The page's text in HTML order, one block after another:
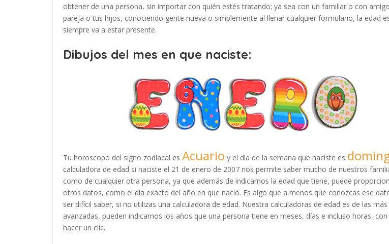
obtener de una persona, sin importar con quién estés tratando; ya sea con un familiar o con
pareja o tus hijos, conociendo gente nueva o simplemente al llenar cualquier formulario, la edad
siempre va a estar presente.
Dibujos del mes en que naciste:
Tu horoscopo del signo zodiacal es Acuario y el día de la semana que naciste es
calculadora de edad si naciste el 21 de enero de 2007 nos permite saber mucho de nuestros
como de cualquier otra persona, ya que además de indicarnos la edad que tiene, puede
otros datos, como el día exacto del año en que nació. Es algo que a menos que conozcas ese
ser difícil saber, si no utilizas una calculadora de edad. Nuestra calculadoras de edad es de las más
avanzadas, pueden indicarnos los años que una persona tiene en meses, días e incluso horas,
hacer un clic.